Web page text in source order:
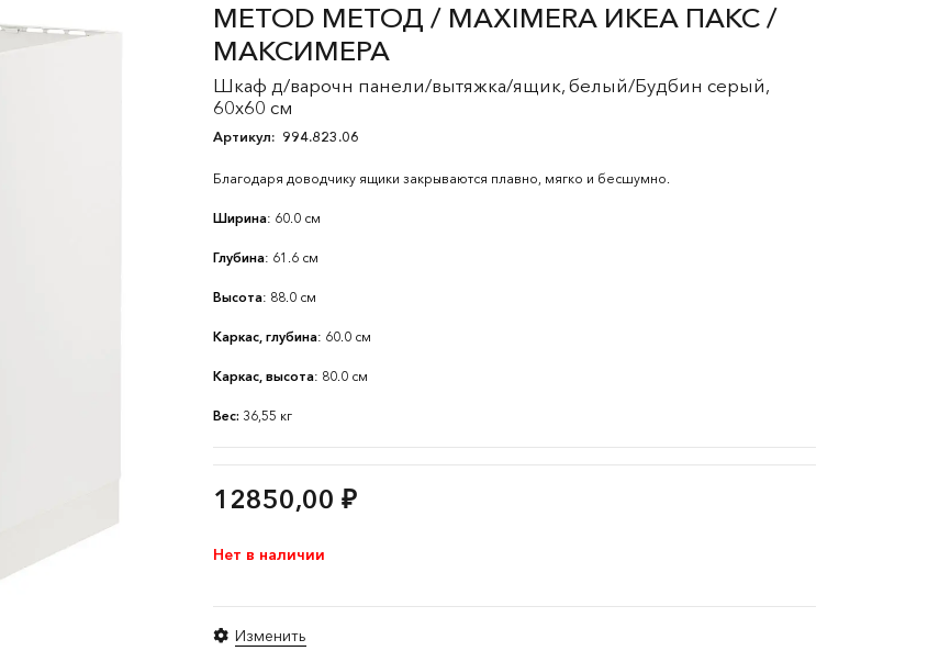
METOD МЕТОД / MAXIMERA ИКЕА ПАКС /
МАКСИМЕРА
Шкаф д/варочн панели/вытяжка/ящик, белый/Будбин серый,
60x60 см
Артикул: 994.823.06
Благодаря доводчику ящики закрываются плавно, мягко и бесшумно.
Ширина: 60.0 см
Глубина: 61.6 см
Высота: 88.0 см
Каркас, глубина: 60.0 см
Каркас, высота: 80.0 см
Вес: 36,55 кг
12850,00 ₽
Нет в наличии
Изменить